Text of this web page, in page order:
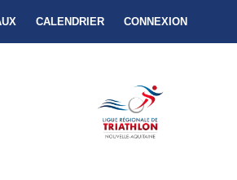
CALENDRIER CONNEXION